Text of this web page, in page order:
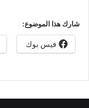
شارك هذا الموضوع:
فيس بوك